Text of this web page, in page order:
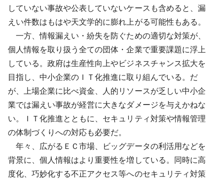
していない事故や公表していないケースも含めると、漏
えい件数はもはや天文学的に膨れ上がる可能性もある。
一方、情報漏えい・紛失を防ぐための適切な対策が、
個人情報を取り扱う全ての団体・企業で重要課題に浮上
している。政府は生産性向上やビジネスチャンス拡大を
目指し、中小企業のＩＴ化推進に取り組んでいる。だ
が、上場企業に比べ資金、人的リソースが乏しい中小企
業では漏えい事故が経営に大きなダメージを与えかねな
い。ＩＴ化推進とともに、セキュリティ対策や情報管理
の体制づくりへの対応も必要だ。
年々、広がるＥＣ市場、ビッグデータの利活用などを
背景に、個人情報はより重要性を増している。同時に高
度化、巧妙化する不正アクセス等へのセキュリティ対策